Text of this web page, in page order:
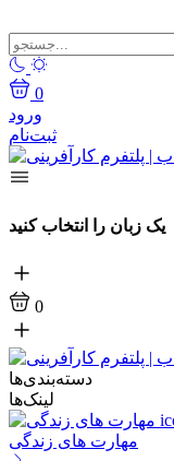
0
ورود
ثبت‌نام
یک زبان را انتخاب کنید
0
دسته‌بندی‌ها
لینک‌ها
مهارت های زندگی